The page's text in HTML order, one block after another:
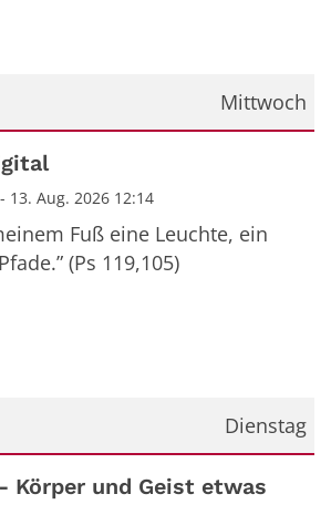
Mittwoch
2026
13. Aug. 2026 12:14
Fuß eine Leuchte, ein
(Ps 119,105)
Dienstag
2026
Körper und Geist etwas